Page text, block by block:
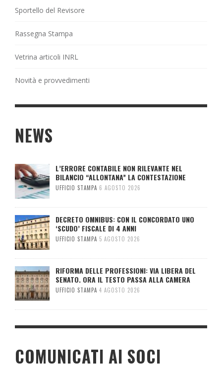
Sportello del Revisore
Rassegna Stampa
Vetrina articoli INRL
Novità e provvedimenti
NEWS
L’ERRORE CONTABILE NON RILEVANTE NEL
BILANCIO “ALLONTANA” LA CONTESTAZIONE
UFFICIO STAMPA 6 AGOSTO 2026
DECRETO OMNIBUS: CON IL CONCORDATO UNO
‘SCUDO’ FISCALE DI 4 ANNI
UFFICIO STAMPA 5 AGOSTO 2026
RIFORMA DELLE PROFESSIONI: VIA LIBERA DEL
SENATO. ORA IL TESTO PASSA ALLA CAMERA
UFFICIO STAMPA 4 AGOSTO 2026
COMUNICATI AI SOCI